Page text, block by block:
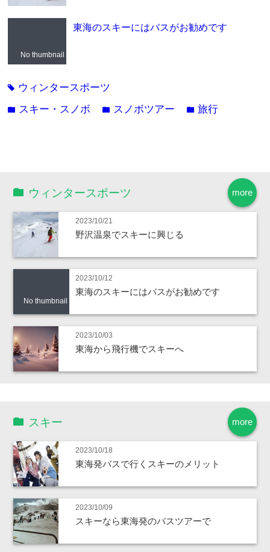
No thumbnail
東海のスキーにはバスがお勧めです
tag ウィンタースポーツ
folder スキー・スノボ folder スノボツアー folder旅行
more
ウィンタースポーツ
2023/10/21
野沢温泉でスキーに興じる
No thumbnail
2023/10/12
東海のスキーにはバスがお勧めです
2023/10/03
東海から飛行機でスキーへ
more
スキー
2023/10/18
東海発バスで行くスキーのメリット
2023/10/09
スキーなら東海発のバスツアーで